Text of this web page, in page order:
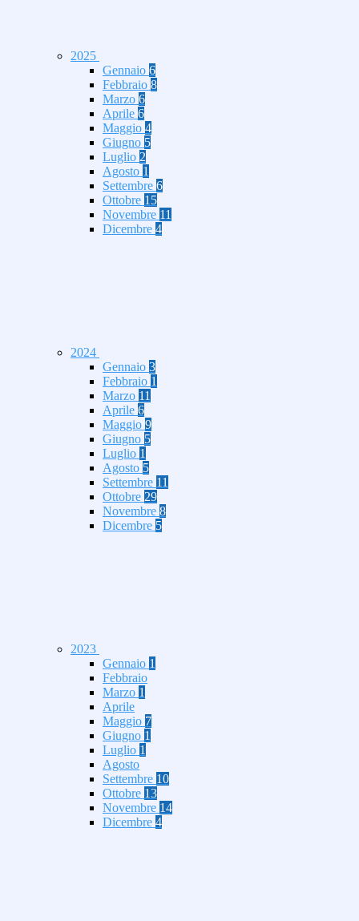
2025
Gennaio 6
Febbraio 8
Marzo 6
Aprile 6
Maggio 4
Giugno 5
Luglio 2
Agosto 1
Settembre 6
Ottobre 15
Novembre 11
Dicembre 4
2024
Gennaio 3
Febbraio 1
Marzo 11
Aprile 6
Maggio 9
Giugno 5
Luglio 1
Agosto 5
Settembre 11
Ottobre 29
Novembre 8
Dicembre 5
2023
Gennaio 1
Febbraio
Marzo 1
Aprile
Maggio 7
Giugno 1
Luglio 1
Agosto
Settembre 10
Ottobre 13
Novembre 14
Dicembre 4